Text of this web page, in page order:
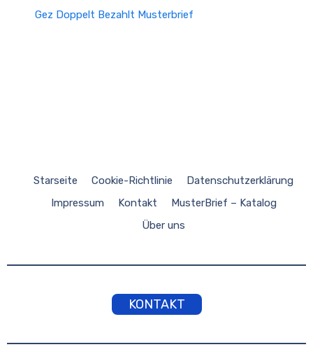
Gez Doppelt Bezahlt Musterbrief
Starseite Cookie-Richtlinie
Datenschutzerklärung
Impressum
Kontakt
MusterBrief – Katalog
Über uns
KONTAKT